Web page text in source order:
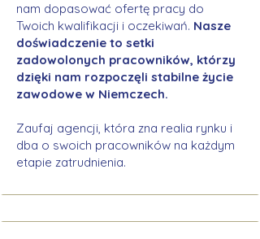
nam dopasować ofertę pracy do
Twoich kwalifikacji i oczekiwań. Nasze
doświadczenie to setki
zadowolonych pracowników, którzy
dzięki nam rozpoczęli stabilne życie
zawodowe w Niemczech.
Zaufaj agencji, która zna realia rynku i
dba o swoich pracowników na każdym
etapie zatrudnienia.